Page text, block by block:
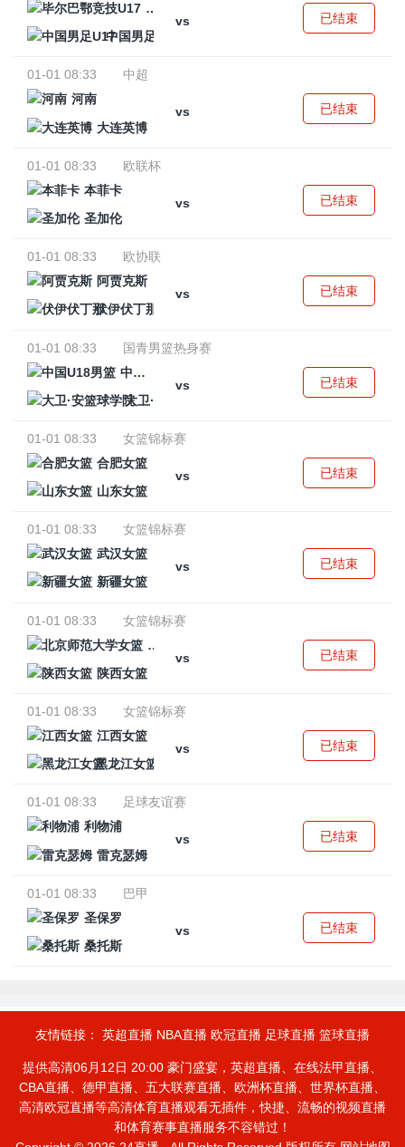
毕尔巴鄂竞技U17
vs
中国男足U17
已结束
01-01 08:33
中超
河南
vs
大连英博
已结束
01-01 08:33
欧联杯
本菲卡
vs
圣加伦
已结束
01-01 08:33
欧协联
阿贾克斯
vs
伏伊伏丁那
已结束
01-01 08:33
国青男篮热身赛
中国U18男篮
vs
大卫·安篮球学院
已结束
01-01 08:33
女篮锦标赛
合肥女篮
vs
山东女篮
已结束
01-01 08:33
女篮锦标赛
武汉女篮
vs
新疆女篮
已结束
01-01 08:33
女篮锦标赛
北京师范大学女篮
vs
陕西女篮
已结束
01-01 08:33
女篮锦标赛
江西女篮
vs
黑龙江女篮
已结束
01-01 08:33
足球友谊赛
利物浦
vs
雷克瑟姆
已结束
01-01 08:33
巴甲
圣保罗
vs
桑托斯
已结束
友情链接： 英超直播 NBA直播 欧冠直播 足球直播 篮球直播
提供高清06月12日 20:00 豪门盛宴，英超直播、在线法甲直播、
CBA直播、德甲直播、五大联赛直播、欧洲杯直播、世界杯直播、
高清欧冠直播等高清体育直播观看无插件，快捷、流畅的视频直播
和体育赛事直播服务不容错过！